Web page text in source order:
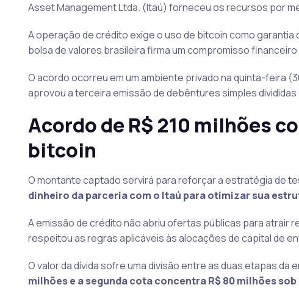
Asset Management Ltda. (Itaú) forneceu os recursos por
A operação de crédito exige o uso de bitcoin como
bolsa de valores brasileira firma um compromisso
O acordo ocorreu em um ambiente privado na quinta-feira
aprovou a terceira emissão de debêntures simples
Acordo de R$ 210 milhões
bitcoin
O montante captado servirá para reforçar a estratégia de
dinheiro da parceria com o Itaú para otimizar sua
A emissão de crédito não abriu ofertas públicas para atrair
respeitou as regras aplicáveis às alocações de capital de
O valor da dívida sofre uma divisão entre as duas etapas da
milhões e a segunda cota concentra R$ 80 milhões